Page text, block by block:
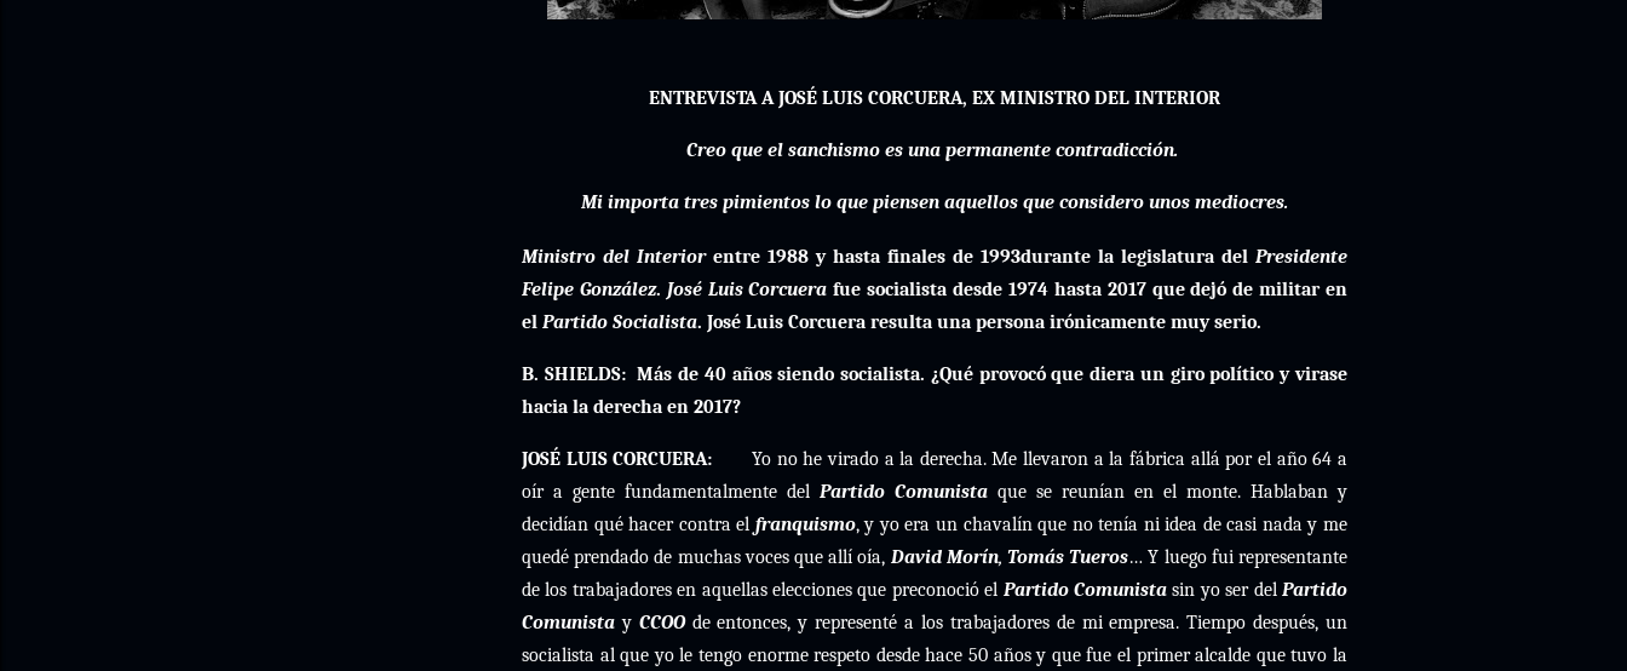
ENTREVISTA A JOSÉ LUIS CORCUERA, EX MINISTRO DEL INTERIOR
Creo que el sanchismo es una permanente contradicción.
Mi importa tres pimientos lo que piensen aquellos que considero unos mediocres.
Ministro del Interiorentre 1988 y hasta finales de 1993durante la legislatura del Presidente
Felipe González. José Luis Corcuera fue socialista desde 1974 hasta 2017 que dejó de militar en
el Partido Socialista. José Luis Corcuera resulta una persona irónicamente muy serio.
B. SHIELDS: Más de 40 años siendo socialista. ¿Qué provocó que diera un giro político y virase
hacia la derecha en 2017?
JOSÉ LUIS CORCUERA:
Yo no he virado a la derecha. Me llevaron a la fábrica allá por el año 64 a
oír a gente fundamentalmente del Partido Comunista que se reunían en el monte. Hablaban y
decidían qué hacer contra el franquismo, y yo era un chavalín que no tenía ni idea de casi nada y me
quedé prendado de muchas voces que allí oía, David Morín,Tomás Tueros… Y luego fui representante
de los trabajadores en aquellas elecciones que preconoció el Partido Comunista sin yo ser delPartido
Comunista y CCOOde entonces, y representé a los trabajadores de mi empresa. Tiempo después, un
socialista al que yo le tengo enorme respeto desde hace 50 años y que fue el primer alcalde que tuvo la